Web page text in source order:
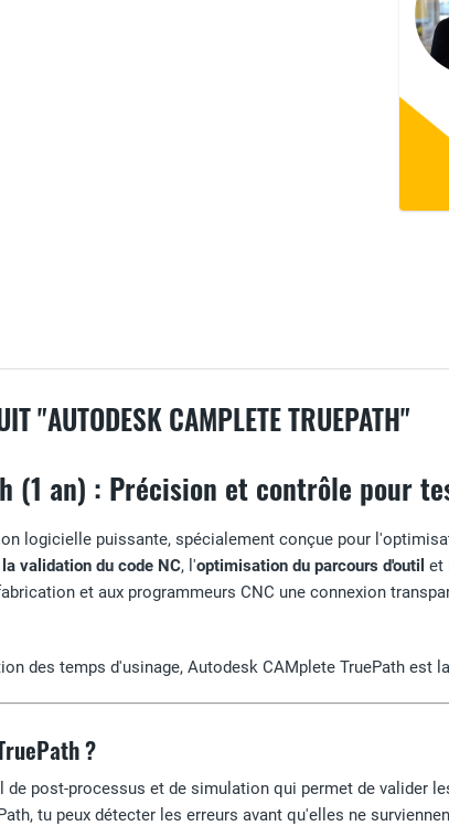
"AUTODESK CAMPLETE TRUEPATH"
(1 an) : Précision et contrôle pour
logicielle puissante, spécialement conçue pour
la validation du code NC, l'optimisation du parcours d'outil et
et aux programmeurs CNC une connexion
des temps d'usinage, Autodesk CAMplete TruePath est
?
de post-processus et de simulation qui permet de valider
tu peux détecter les erreurs avant qu'elles ne